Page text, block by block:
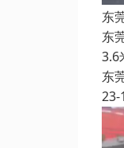
东
东
3.6
东
23-